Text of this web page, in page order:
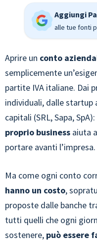
Aggiungi
alle tue fonti
Aprire un conto
semplicemente
partite IVA italiane. Dai
individuali, dalle startup
capitali (SRL, Sapa, SpA):
proprio business aiuta
portare avanti l’impresa.
Ma come ogni conto
hanno un costo,
proposte dalle banche
tutti quelli che ogni
sostenere, può essere